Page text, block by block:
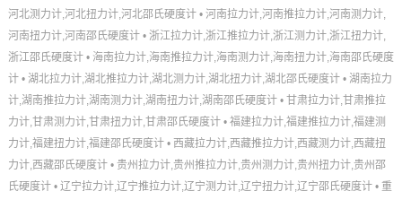
河北测力计,河北扭力计,河北邵氏硬度计• 河南拉力计,河南推拉力计,河南测力计,
河南扭力计,河南邵氏硬度计• 浙江拉力计,浙江推拉力计,浙江测力计,浙江扭力计,
浙江邵氏硬度计• 海南拉力计,海南推拉力计,海南测力计,海南扭力计,海南邵氏硬度
计• 湖北拉力计,湖北推拉力计,湖北测力计,湖北扭力计,湖北邵氏硬度计• 湖南拉力
计,湖南推拉力计,湖南测力计,湖南扭力计,湖南邵氏硬度计• 甘肃拉力计,甘肃推拉
力计,甘肃测力计,甘肃扭力计,甘肃邵氏硬度计• 福建拉力计,福建推拉力计,福建测
力计,福建扭力计,福建邵氏硬度计• 西藏拉力计,西藏推拉力计,西藏测力计,西藏扭
力计,西藏邵氏硬度计• 贵州拉力计,贵州推拉力计,贵州测力计,贵州扭力计,贵州邵
氏硬度计• 辽宁拉力计,辽宁推拉力计,辽宁测力计,辽宁扭力计,辽宁邵氏硬度计• 重